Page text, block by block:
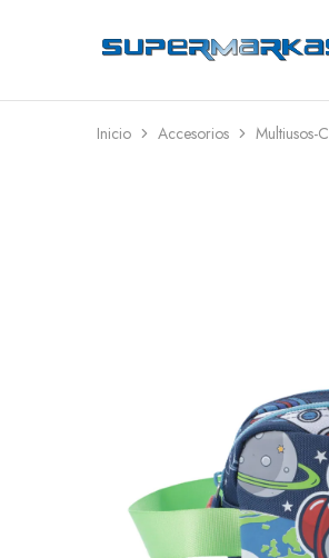
SuperMarkas
Ropa
Envío
gratis*
Inicio Accesorios Multiusos-